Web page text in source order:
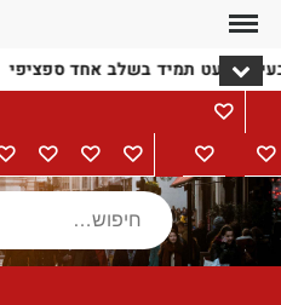
Skip
contentכמעט תמיד בשלב אחד ספציפי
דף
הבית
מתכונים
בישול הורים
וילדים
מתנות
חיפוש